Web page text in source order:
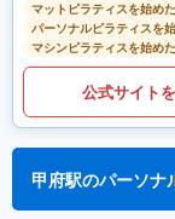
マットピラティスを始め
パーソナルピラティスを
マシンピラティスを始め
公式サイト
甲府駅のパーソナ